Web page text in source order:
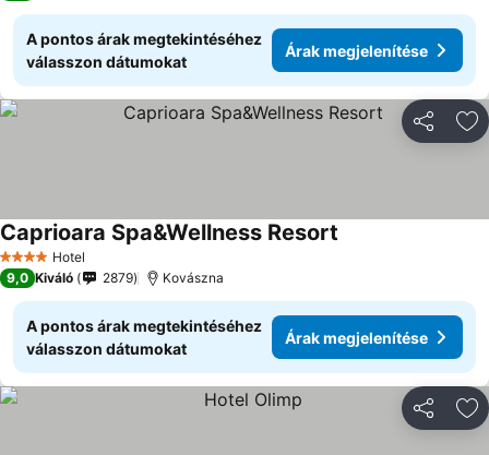
A pontos árak megtekintéséhez
válasszon dátumokat
Árak megjelenítése
4 KategóriaHotel
Caprioara Spa&Wellness Resort
9,0 Kiváló 2879 Kovászna
A pontos árak megtekintéséhez
válasszon dátumokat
Árak megjelenítése